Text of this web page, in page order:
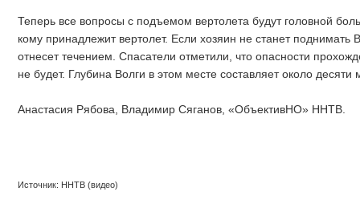
Теперь все вопросы с подъемом вертолета будут головной
кому принадлежит вертолет. Если хозяин не станет поднимать
отнесет течением. Спасатели отметили, что опасности
не будет. Глубина Волги в этом месте составляет около десяти
Анастасия Рябова, Владимир Сяганов, «ОбъективНО» ННТВ.
Источник: ННТВ (видео)